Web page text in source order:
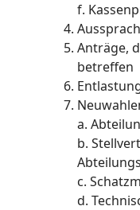
f.
Anträge,
betreffen
a.
b.
c.
d.